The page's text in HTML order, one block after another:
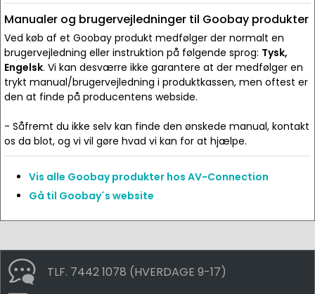
Manualer og brugervejledninger til Goobay produkter
Ved køb af et Goobay produkt medfølger der normalt en
brugervejledning eller instruktion på følgende sprog: Tysk,
Engelsk. Vi kan desværre ikke garantere at der medfølger en
trykt manual/brugervejledning i produktkassen, men oftest er
den at finde på producentens webside.
- Såfremt du ikke selv kan finde den ønskede manual, kontakt
os da blot, og vi vil gøre hvad vi kan for at hjælpe.
Vis alle Goobay produkter hos AV-Connection
Gå til Goobay´s website
TLF. 7442 1078 (HVERDAGE 9-17)